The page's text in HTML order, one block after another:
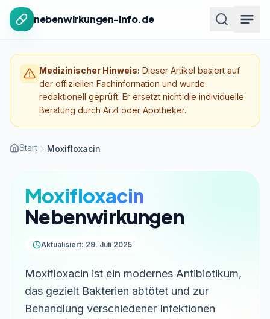
Zum Inhalt springen
nebenwirkungen-info.de
Medizinischer Hinweis: Dieser Artikel basiert auf
der offiziellen Fachinformation und wurde
redaktionell geprüft. Er ersetzt nicht die individuelle
Beratung durch Arzt oder Apotheker.
Start Moxifloxacin
Moxifloxacin
Nebenwirkungen
Aktualisiert: 29. Juli 2025
Moxifloxacin ist ein modernes Antibiotikum,
das gezielt Bakterien abtötet und zur
Behandlung verschiedener Infektionen